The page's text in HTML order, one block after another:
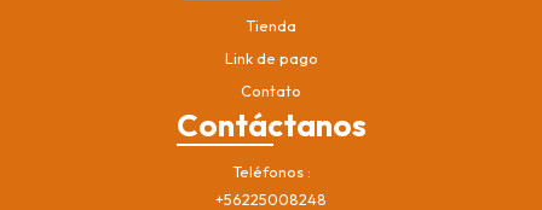
Tienda
Link de pago
Contato
Contáctanos
Teléfonos
+56225008248